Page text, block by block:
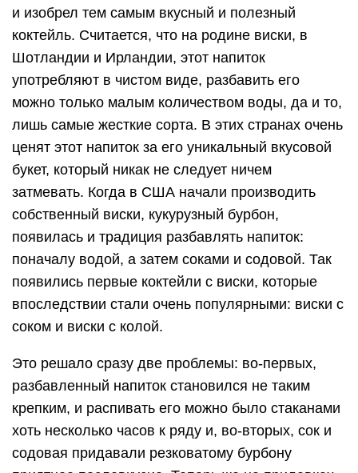
и изобрел тем самым вкусный и полезный
коктейль. Считается, что на родине виски, в
Шотландии и Ирландии, этот напиток
употребляют в чистом виде, разбавить его
можно только малым количеством воды, да и то,
лишь самые жесткие сорта. В этих странах очень
ценят этот напиток за его уникальный вкусовой
букет, который никак не следует ничем
затмевать. Когда в США начали производить
собственный виски, кукурузный бурбон,
появилась и традиция разбавлять напиток:
поначалу водой, а затем соками и содовой. Так
появились первые коктейли с виски, которые
впоследствии стали очень популярными: виски с
соком и виски с колой.
Это решало сразу две проблемы: во-первых,
разбавленный напиток становился не таким
крепким, и распивать его можно было стаканами
хоть несколько часов к ряду и, во-вторых, сок и
содовая придавали резковатому бурбону